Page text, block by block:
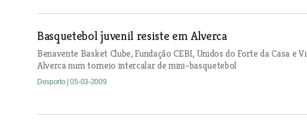
Basquetebol juvenil resiste em Alverca
Benavente Basket Clube, Fundação CEBI, Unidos do Forte da Casa e
Alverca num torneio intercalar de mini-basquetebol
Desporto | 05-03-2009